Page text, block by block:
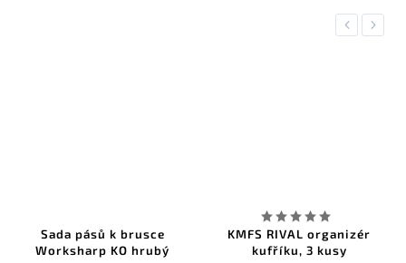
Previous
Sada pásů k brusce
Worksharp KO hrubý
KMFS RIVAL organizér
kufříku, 3 kusy
Next